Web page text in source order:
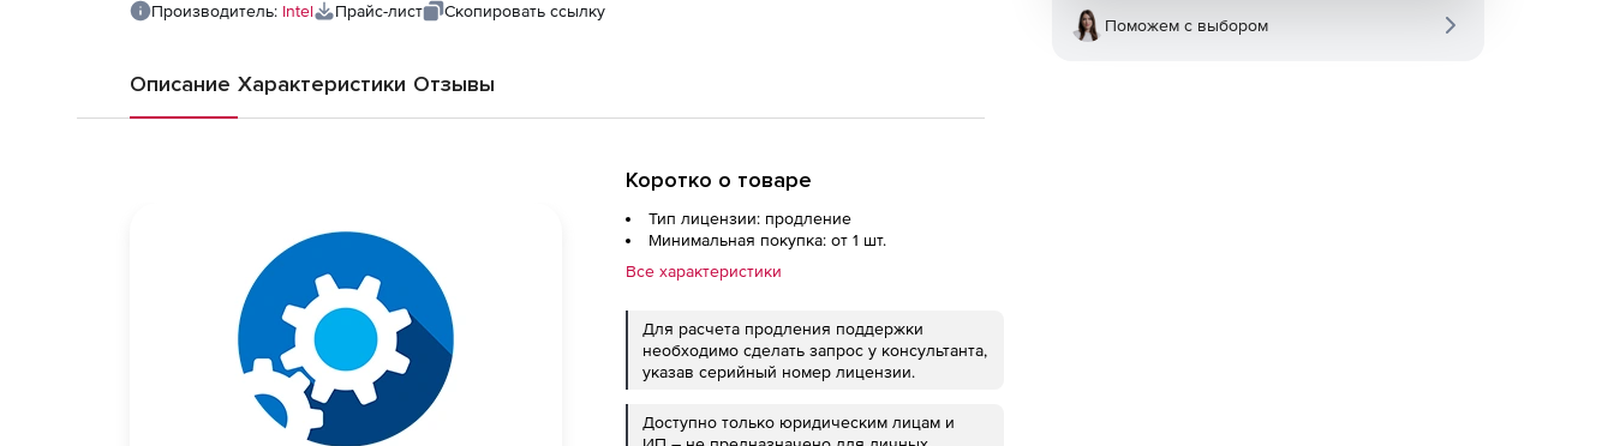
Производитель: Intel Прайс-лист Скопировать ссылку
Описание Характеристики Отзывы
Коротко о товаре
Тип лицензии: продление
Минимальная покупка: от 1 шт.
Все характеристики
Для расчета продления поддержки
необходимо сделать запрос у консультанта,
указав серийный номер лицензии.
Доступно только юридическим лицам и
Поможем с выбором